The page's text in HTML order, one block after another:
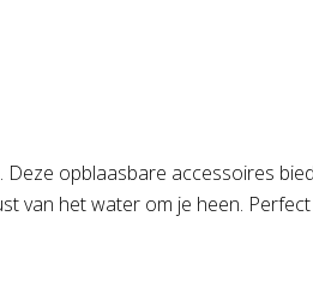
opblaasbare accessoires
van het water om je heen.